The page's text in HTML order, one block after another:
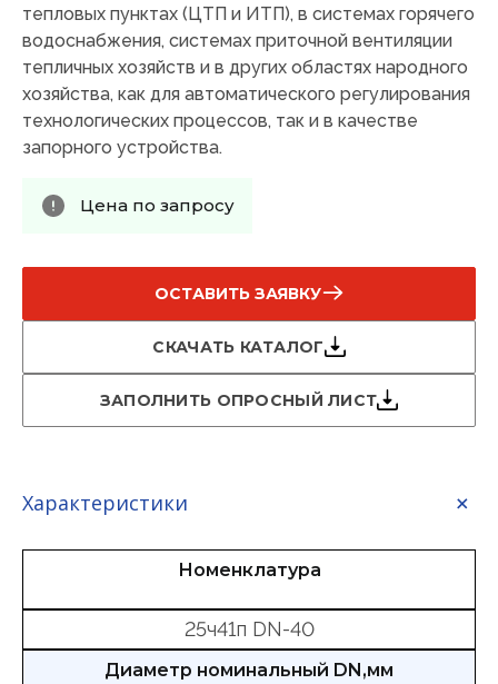
тепловых пунктах (ЦТП и ИТП), в системах горячего
водоснабжения, системах приточной вентиляции
тепличных хозяйств и в других областях народного
хозяйства, как для автоматического регулирования
технологических процессов, так и в качестве
запорного устройства.
Цена по запросу
ОСТАВИТЬ ЗАЯВКУ
СКАЧАТЬ КАТАЛОГ
ЗАПОЛНИТЬ ОПРОСНЫЙ ЛИСТ
Характеристики
Номенклатура
25ч41п DN-40
Диаметр номинальный DN,мм